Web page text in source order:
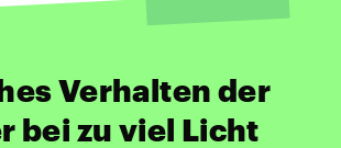
Verhalten der
bei zu viel Licht